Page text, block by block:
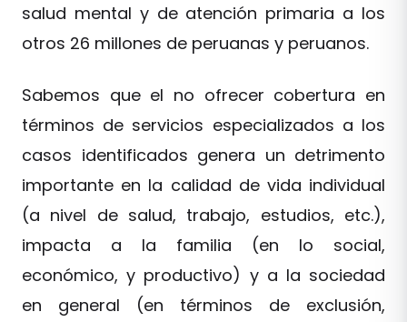
salud mental y de atención primaria a los
otros 26 millones de peruanas y peruanos.
Sabemos que el no ofrecer cobertura en
términos de servicios especializados a los
casos identificados genera un detrimento
importante en la calidad de vida individual
(a nivel de salud, trabajo, estudios, etc.),
impacta a la familia (en lo social,
económico, y productivo) y a la sociedad
en general (en términos de exclusión,